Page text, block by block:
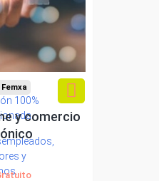
100%
y
y comercio